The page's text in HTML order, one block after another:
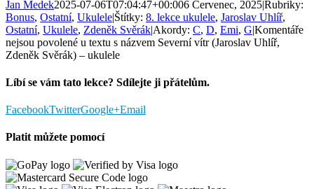
Jan Medek2025-07-06T07:04:47+00:006 Červenec, 2025|Rubriky:
Bonus, Ostatní, Ukulele|Štítky: 8. lekce ukulele, Jaroslav Uhlíř,
Ostatní, Ukulele, Zdeněk Svěrák|Akordy: C, D, Emi, G|Komentáře
nejsou povolené u textu s názvem Severní vítr (Jaroslav Uhlíř,
Zdeněk Svěrák) – ukulele
Líbí se vám tato lekce? Sdílejte ji přátelům.
FacebookTwitterGoogle+Email
Platit můžete pomocí